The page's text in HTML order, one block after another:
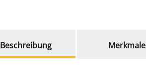
Beschreibung
Merkmale